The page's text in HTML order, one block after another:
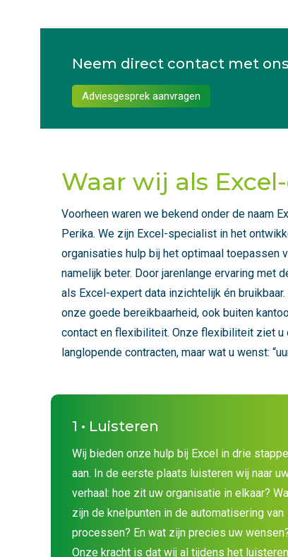
Neem direct contact met
Adviesgesprek aanvragen
Waar wij als
Voorheen waren we bekend onder de naam
Perika. We zijn Excel-specialist in het
organisaties hulp bij het optimaal toepassen
namelijk beter. Door jarenlange ervaring met
als Excel-expert data inzichtelijk én
onze goede bereikbaarheid, ook buiten
contact en flexibiliteit. Onze flexibiliteit ziet u
langlopende contracten, maar wat u wenst:
1 • Luisteren
Wij bieden onze hulp bij Excel in drie
aan. In de eerste plaats luisteren wij naar
verhaal: hoe zit uw organisatie in elkaar?
zijn de knelpunten in de automatisering van
processen? En wat zijn precies uw
Onze kracht is dat wij al tijdens het luisteren